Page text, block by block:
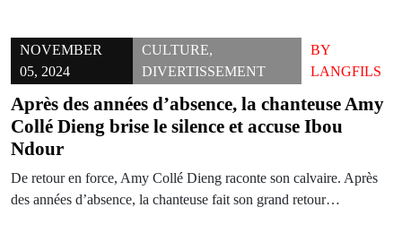
NOVEMBER
05, 2024
CULTURE,
DIVERTISSEMENT
BY
LANGFILS
Après des années d’absence, la chanteuse Amy
Collé Dieng brise le silence et accuse Ibou
Ndour
De retour en force, Amy Collé Dieng raconte son calvaire. Après
des années d’absence, la chanteuse fait son grand retour…